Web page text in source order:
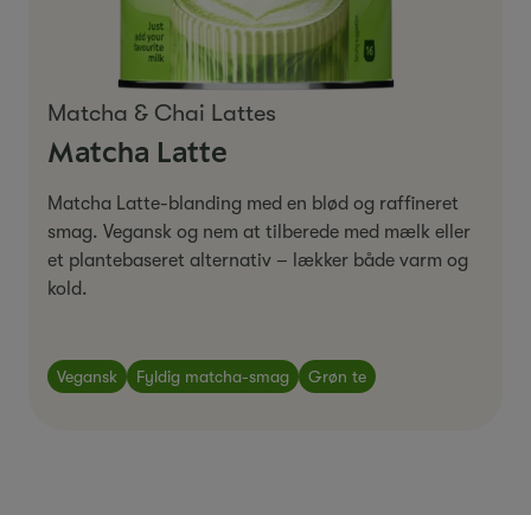
Matcha & Chai Lattes
Matcha Latte
Matcha Latte-blanding med en blød og raffineret
smag. Vegansk og nem at tilberede med mælk eller
et plantebaseret alternativ – lækker både varm og
kold.
Vegansk Fyldig matcha-smag Grøn te